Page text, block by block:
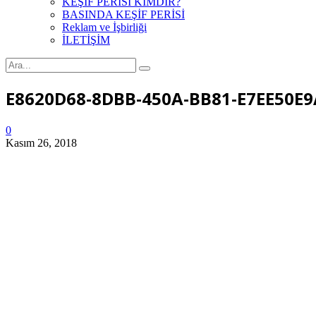
BASINDA KEŞİF PERİSİ
Reklam ve İşbirliği
İLETİŞİM
E8620D68-8DBB-450A-BB81-
0
Kasım 26, 2018